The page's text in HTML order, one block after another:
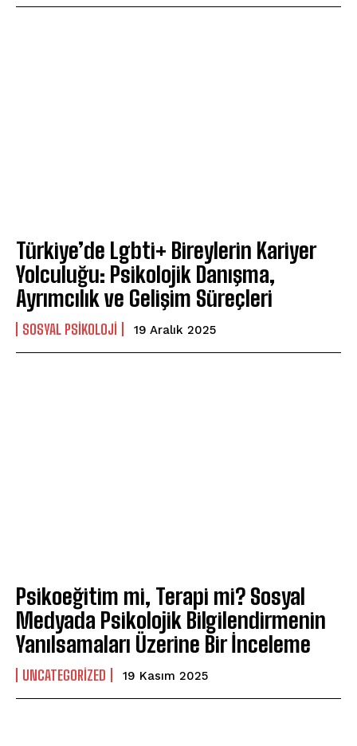
Türkiye’de Lgbti+ Bireylerin Kariyer
Yolculuğu: Psikolojik Danışma,
Ayrımcılık ve Gelişim Süreçleri
SOSYAL PSIKOLOJI 19 Aralık 2025
Psikoeğitim mi, Terapi mi? Sosyal
Medyada Psikolojik Bilgilendirmenin
Yanılsamaları Üzerine Bir İnceleme
UNCATEGORIZED 19 Kasım 2025